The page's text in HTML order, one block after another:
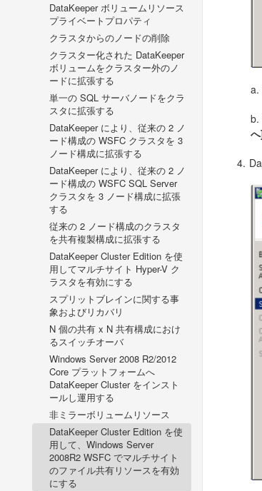
DataKeeper ボリュームリソース
プライベートプロパティ
クラスタからのノードの削除
クラスター化された DataKeeper
ボリュームをクラスター外のノ
ードに拡張する
単一の SQL サーバノードをクラ
スタに拡張する
DataKeeper により、従来の 2 ノ
ード構成の WSFC クラスタを 3
ノード構成に拡張する
DataKeeper により、従来の 2 ノ
ード構成の WSFC SQL Server
クラスタを 3 ノード構成に拡張
する
従来の 2 ノード構成のクラスタ
を共有複製構成に拡張する
DataKeeper Cluster Edition を使
用してマルチサイト Hyper-V ク
ラスタを有効にする
スプリットブレインに関する事
象およびリカバリ
N 個の共有 x N 共有構成におけ
るスイッチオーバ
Windows Server 2008 R2/2012
Core プラットフォームへ
DataKeeper Cluster をインスト
ールし運用する
非ミラーボリュームリソース
DataKeeper Cluster Edition を使
用して、Windows Server
2008R2 WSFC でマルチサイト
のファイル共有リソースを有効
にする
a.
b.